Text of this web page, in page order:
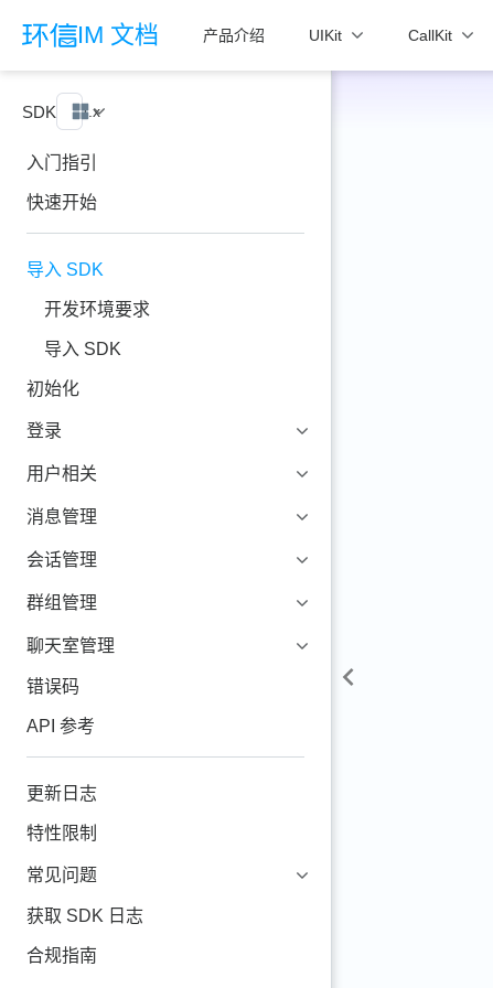
IM 文档 产品介绍 UIKit CallKit
SDK Windows
4.x
入门指引
快速开始
导入 SDK
开发环境要求
导入 SDK
初始化
登录
用户相关
消息管理
会话管理
群组管理
聊天室管理
错误码
API 参考
更新日志
特性限制
常见问题
获取 SDK 日志
合规指南